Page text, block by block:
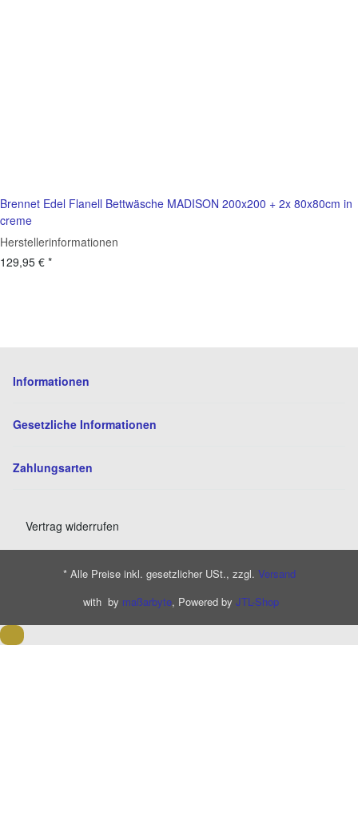
Brennet Edel Flanell Bettwäsche MADISON 200x200 + 2x 80x80cm in
creme
Herstellerinformationen
129,95 € *
Informationen
Gesetzliche Informationen
Zahlungsarten
Vertrag widerrufen
* Alle Preise inkl. gesetzlicher USt., zzgl. Versand
with by maßarbyte, Powered by JTL-Shop